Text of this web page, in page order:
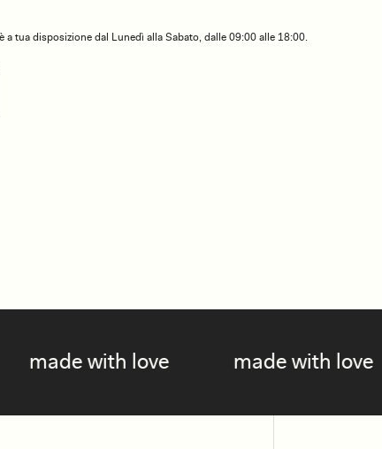
a tua disposizione dal Lunedì alla Sabato, dalle 09:00 alle 18:00.
love made with love